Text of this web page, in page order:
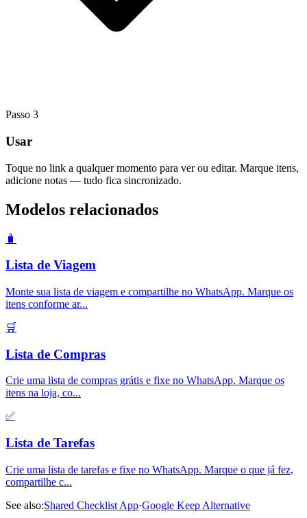
Passo 3
Usar
Toque no link a qualquer momento para ver ou editar. Marque itens,
adicione notas — tudo fica sincronizado.
Modelos relacionados
🧳
Lista de Viagem
Monte sua lista de viagem e compartilhe no WhatsApp. Marque os
itens conforme ar...
🛒
Lista de Compras
Crie uma lista de compras grátis e fixe no WhatsApp. Marque os
itens na loja, co...
✅
Lista de Tarefas
Crie uma lista de tarefas e fixe no WhatsApp. Marque o que já fez,
compartilhe c...
See also:Shared Checklist App·Google Keep Alternative